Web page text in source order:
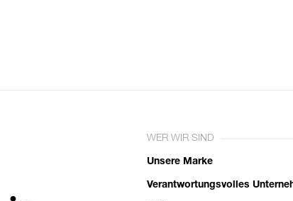
WER WIR SIND
Unsere Marke
Verantwortungsvolles